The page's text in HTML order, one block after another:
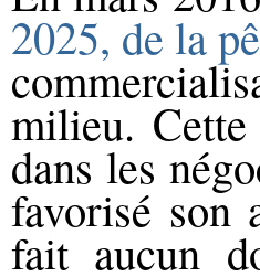
2025, de la
milieu.
dans les
favorisé son
fait aucun